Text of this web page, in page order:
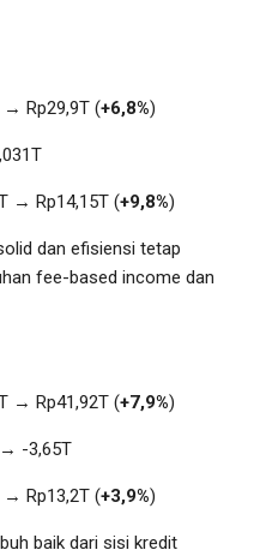
→ Rp29,9T (+6,8%)
→ Rp14,15T (+9,8%)
dan efisiensi tetap
fee-based income dan
→ Rp41,92T (+7,9%)
-3,65T
→ Rp13,2T (+3,9%)
baik dari sisi kredit